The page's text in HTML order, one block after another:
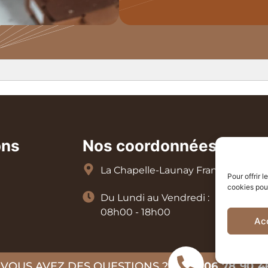
Pour offrir
cookies
Nos coordonnées
La Chapelle-Launay France
Du Lundi au Vendredi :
08h00 - 18h00